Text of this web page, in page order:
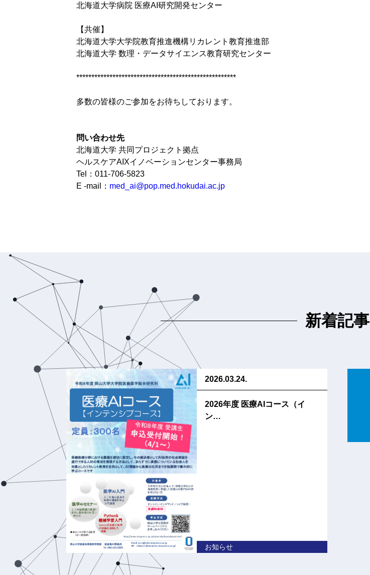
北海道大学病院 医療AI研究開発センター
【共催】
北海道大学大学院教育推進機構リカレント教育推進部
北海道大学 数理・データサイエンス教育研究センター
*****************************************************
多数の皆様のご参加をお待ちしております。
問い合わせ先
北海道大学 共同プロジェクト拠点
ヘルスケアAIXイノベーションセンター事務局
Tel：011-706-5823
E -mail： med_ai@pop.med.hokudai.ac.jp
新着記事
2026.03.24.
2026年度 医療AIコース（イ
ン…
お知らせ